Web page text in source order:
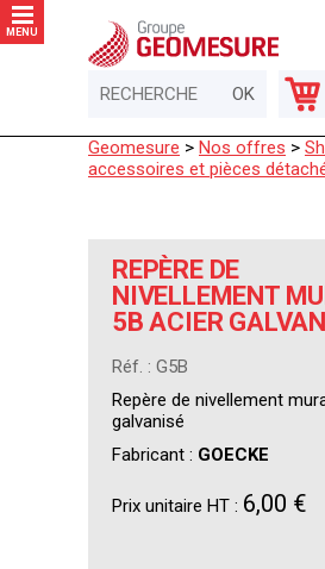
MENU
Geomesure > Nos offres >
accessoires et pièces
REPÈRE DE
NIVELLEMENT
5B ACIER
Réf. : G5B
Repère de nivellement
galvanisé
Fabricant : GOECKE
Prix unitaire HT : 6,00 €
Panneau de gestion des cookies